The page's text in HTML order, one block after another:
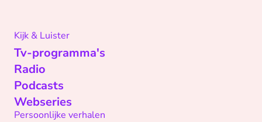
Kijk & Luister
Tv-programma's
Radio
Podcasts
Webseries
Persoonlijke verhalen